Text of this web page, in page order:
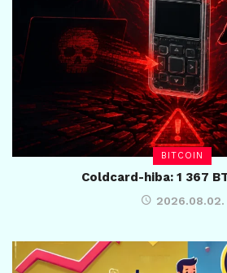
BITCOIN
Coldcard-hiba: 1 367
2026.08.02.